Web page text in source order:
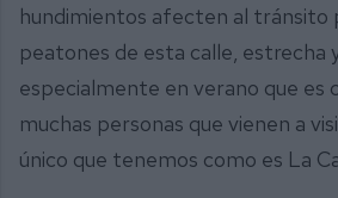
hundimientos afecten al tránsito
peatones de esta calle, estrecha
especialmente en verano que es
muchas personas que vienen a
único que tenemos como es La